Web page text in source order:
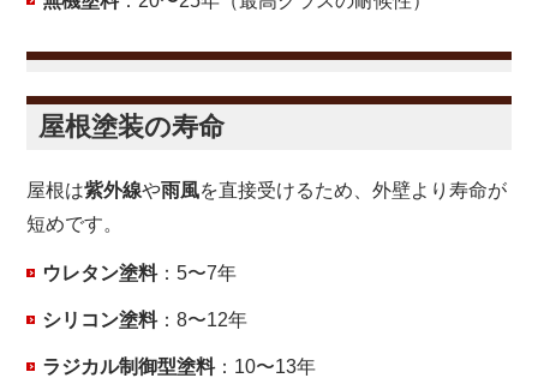
屋根塗装の寿命
屋根は紫外線や雨風を直接受けるため、外壁より寿命が
短めです。
ウレタン塗料：5〜7年
シリコン塗料：8〜12年
ラジカル制御型塗料：10〜13年